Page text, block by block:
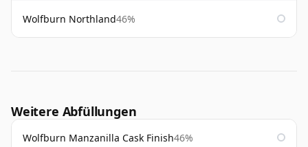
Wolfburn Northland46%
Weitere Abfüllungen
Wolfburn Manzanilla Cask Finish46%